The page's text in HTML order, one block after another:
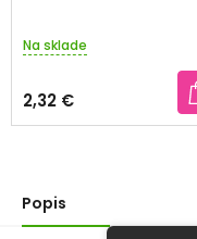
Na sklade
2,32 €
Popis